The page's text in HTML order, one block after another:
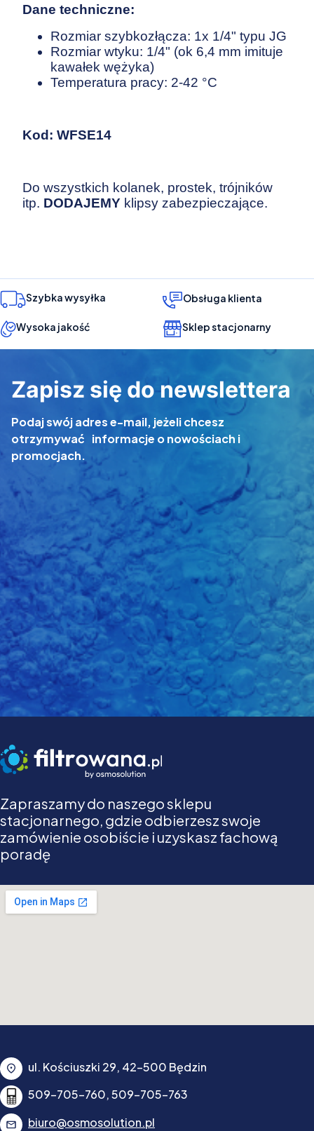
Dane techniczne:
Rozmiar szybkozłącza: 1x 1/4" typu JG
Rozmiar wtyku: 1/4" (ok 6,4 mm imituje
kawałek wężyka)
Temperatura pracy: 2-42 °C
Kod: WFSE14
Do wszystkich kolanek, prostek, trójników
itp. DODAJEMY klipsy zabezpieczające.
Szybka wysyłka Obsługa klienta
Wysoka jakość Sklep stacjonarny
Zapisz się do newslettera
Podaj swój adres e-mail, jeżeli chcesz
otrzymywać informacje o nowościach i
promocjach.
Zapraszamy do naszego sklepu
stacjonarnego, gdzie odbierzesz swoje
zamówienie osobiście i uzyskasz fachową
poradę
509-705-760, 509-705-763
biuro@osmosolution.pl
ul. Kościuszki 29, 42-500 Będzin